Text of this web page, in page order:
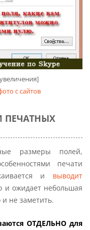
с сайтов
ПЕЧАТНЫХ
размеры полей,
печати
и выводит
и ожидает небольшая
не заметить.
ОТДЕЛЬНО для